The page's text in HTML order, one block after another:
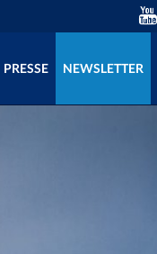
PRESSE NEWSLETTER